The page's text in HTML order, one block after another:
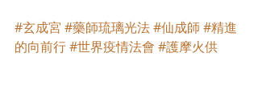
#玄成宮 #藥師琉璃光法#仙成師 #精進
的向前行#世界疫情法會 #護摩火供